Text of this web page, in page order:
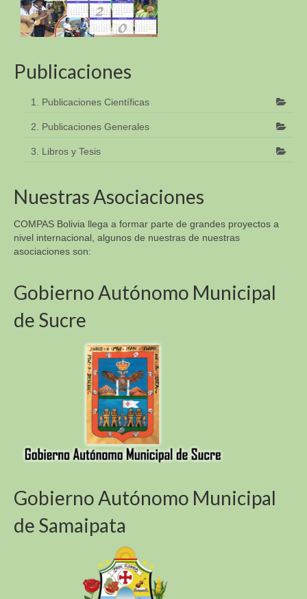
Publicaciones
1. Publicaciones Científicas
2. Publicaciones Generales
3. Libros y Tesis
Nuestras Asociaciones
COMPAS Bolivia llega a formar parte de grandes proyectos a
nivel internacional, algunos de nuestras de nuestras
asociaciones son:
Gobierno Autónomo Municipal
de Sucre
Gobierno Autónomo Municipal
de Samaipata